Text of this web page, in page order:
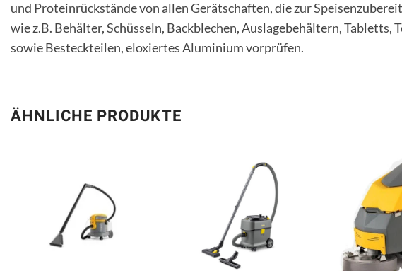
und Proteinrückstände von allen Gerätschaften, die zur
wie z.B. Behälter, Schüsseln, Backblechen, Auslagebehältern,
sowie Besteckteilen, eloxiertes Aluminium vorprüfen.
ÄHNLICHE PRODUKTE